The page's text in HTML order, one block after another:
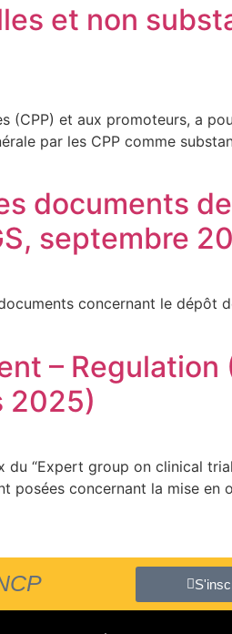
et non
(CPP) et aux promoteurs, a
par les CPP comme
documents
septembre
concernant le dépôt
–
2025)
“Expert group on clinical
posées concernant la mise